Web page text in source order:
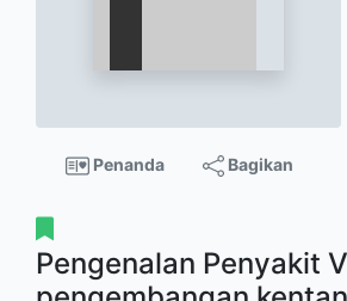
Penanda Bagikan
Pengenalan Penyakit